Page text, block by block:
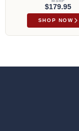
$179.95
SHOP NOW